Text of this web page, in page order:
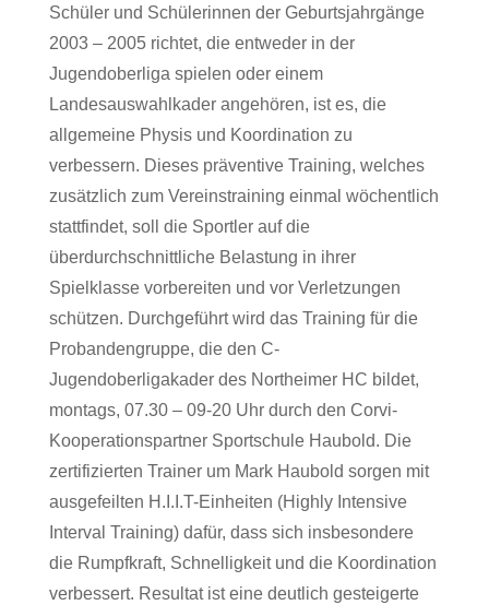
Schüler und Schülerinnen der Geburtsjahrgänge
2003 – 2005 richtet, die entweder in der
Jugendoberliga spielen oder einem
Landesauswahlkader angehören, ist es, die
allgemeine Physis und Koordination zu
verbessern. Dieses präventive Training, welches
zusätzlich zum Vereinstraining einmal wöchentlich
stattfindet, soll die Sportler auf die
überdurchschnittliche Belastung in ihrer
Spielklasse vorbereiten und vor Verletzungen
schützen. Durchgeführt wird das Training für die
Probandengruppe, die den C-
Jugendoberligakader des Northeimer HC bildet,
montags, 07.30 – 09-20 Uhr durch den Corvi-
Kooperationspartner Sportschule Haubold. Die
zertifizierten Trainer um Mark Haubold sorgen mit
ausgefeilten H.I.I.T-Einheiten (Highly Intensive
Interval Training) dafür, dass sich insbesondere
die Rumpfkraft, Schnelligkeit und die Koordination
verbessert. Resultat ist eine deutlich gesteigerte